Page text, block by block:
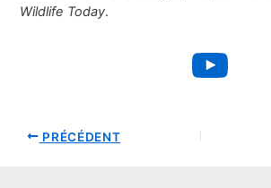
Wildlife Today.
PRÉCÉDENT